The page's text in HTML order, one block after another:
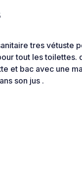
tres vétuste
tout les toilettes.
et bac avec une
son jus .